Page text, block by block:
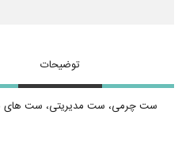
توضیحات
ست چرمی، ست مدیریتی، ست های